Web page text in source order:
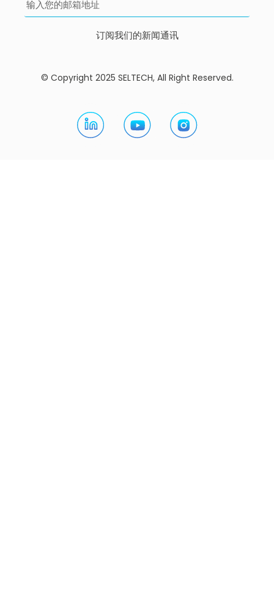
订阅我们的新闻通讯
© Copyright 2025 SELTECH, All Right Reserved.